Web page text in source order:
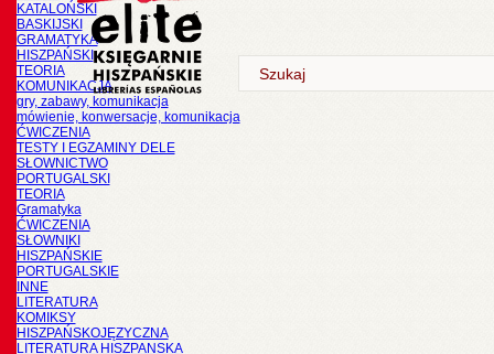
KATALOŃSKI
BASKIJSKI
GRAMATYKA
HISZPAŃSKI
TEORIA
KOMUNIKACJA
gry, zabawy, komunikacja
mówienie, konwersacje, komunikacja
ĆWICZENIA
TESTY I EGZAMINY DELE
SŁOWNICTWO
PORTUGALSKI
TEORIA
Gramatyka
ĆWICZENIA
SŁOWNIKI
HISZPAŃSKIE
PORTUGALSKIE
INNE
LITERATURA
KOMIKSY
HISZPAŃSKOJĘZYCZNA
LITERATURA HISZPANSKA